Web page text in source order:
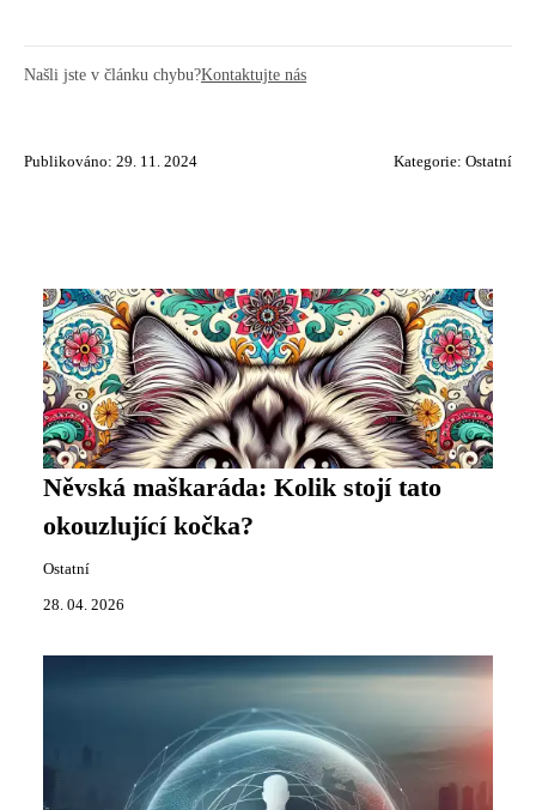
Našli jste v článku chybu?Kontaktujte nás
Publikováno: 29. 11. 2024 Kategorie: Ostatní
Něvská maškaráda: Kolik stojí tato
okouzlující kočka?
Ostatní
28. 04. 2026